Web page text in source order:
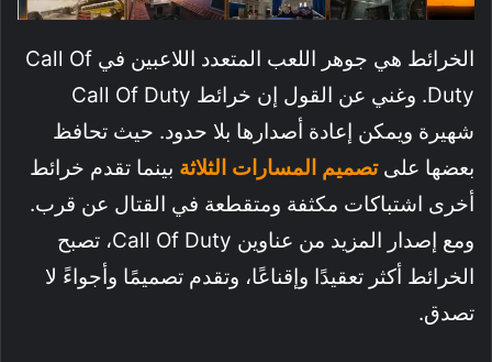
الخرائط هي جوهر اللعب المتعدد اللاعبين في Call Of
Duty. وغني عن القول إن خرائط Call Of Duty
شهيرة ويمكن إعادة أصدارها بلا حدود. حيث تحافظ
بعضها علىتصميم المسارات الثلاثة بينما تقدم خرائط
أخرى اشتباكات مكثفة ومتقطعة في القتال عن قرب.
ومع إصدار المزيد من عناوين Call Of Duty، تصبح
الخرائط أكثر تعقيدًا وإقناعًا، وتقدم تصميمًا وأجواءً لا
تصدق.